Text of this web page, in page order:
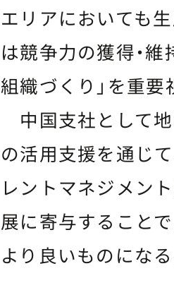
エリアにおいても
は競争力の獲得・維
組織づくり」を重要
中国支社として
の活用支援を通じ
レントマネジメン
展に寄与すること
より良いものにな